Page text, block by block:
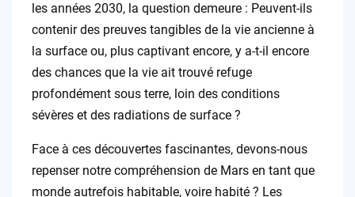
les années 2030, la question demeure : Peuvent-ils
contenir des preuves tangibles de la vie ancienne à
la surface ou, plus captivant encore, y a-t-il encore
des chances que la vie ait trouvé refuge
profondément sous terre, loin des conditions
sévères et des radiations de surface ?
Face à ces découvertes fascinantes, devons-nous
repenser notre compréhension de Mars en tant que
monde autrefois habitable, voire habité ? Les